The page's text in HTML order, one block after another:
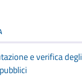
e verifica degli